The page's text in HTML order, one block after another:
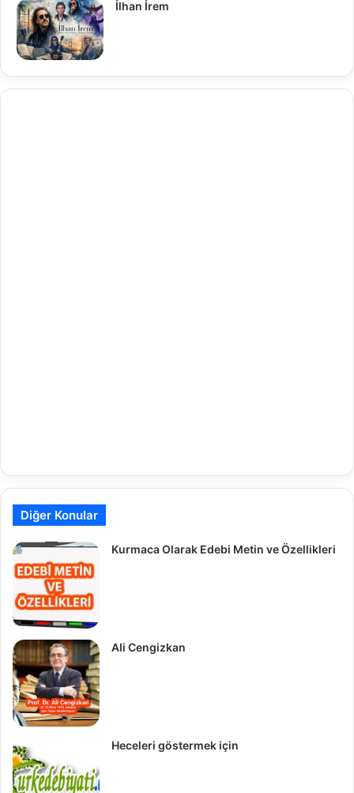
İlhan İrem
Diğer Konular
Kurmaca Olarak Edebi Metin ve Özellikleri
Ali Cengizkan
Heceleri göstermek için